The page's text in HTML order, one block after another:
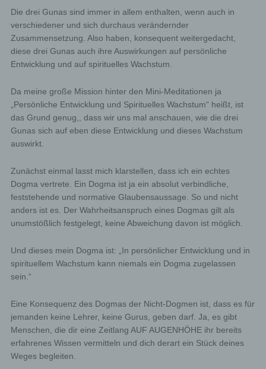
Die drei Gunas sind immer in allem enthalten, wenn auch in
verschiedener und sich durchaus verändernder
Zusammensetzung. Also haben, konsequent weitergedacht,
diese drei Gunas auch ihre Auswirkungen auf persönliche
Entwicklung und auf spirituelles Wachstum.
Da meine große Mission hinter den Mini-Meditationen ja
„Persönliche Entwicklung und Spirituelles Wachstum“ heißt, ist
das Grund genug,, dass wir uns mal anschauen, wie die drei
Gunas sich auf eben diese Entwicklung und dieses Wachstum
auswirkt.
Zunächst einmal lasst mich klarstellen, dass ich ein echtes
Dogma vertrete. Ein Dogma ist ja ein absolut verbindliche,
feststehende und normative Glaubensaussage. So und nicht
anders ist es. Der Wahrheitsanspruch eines Dogmas gilt als
unumstößlich festgelegt, keine Abweichung davon ist möglich.
Und dieses mein Dogma ist: „In persönlicher Entwicklung und in
spirituellem Wachstum kann niemals ein Dogma zugelassen
sein.“
Eine Konsequenz des Dogmas der Nicht-Dogmen ist, dass es für
jemanden keine Lehrer, keine Gurus, geben darf. Ja, es gibt
Menschen, die dir eine Zeitlang AUF AUGENHÖHE ihr bereits
erfahrenes Wissen vermitteln und dich derart ein Stück deines
Weges begleiten.